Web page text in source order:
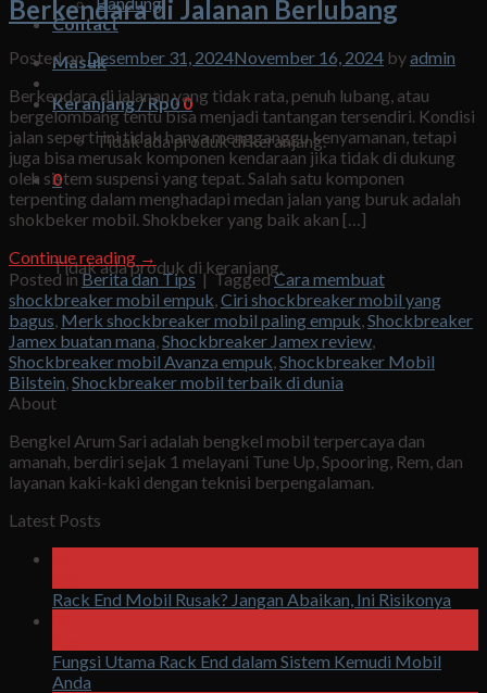
Contact
Masuk
Keranjang /Rp00
Tidak ada produk di keranjang.
0
Keranjang
Tidak ada produk di keranjang.
Berkendara di Jalanan Berlubang
Posted onDesember 31, 2024November 16, 2024 byadmin
Berkendara di jalanan yang tidak rata, penuh lubang, atau
bergelombang tentu bisa menjadi tantangan tersendiri. Kondisi
jalan seperti ini tidak hanya mengganggu kenyamanan, tetapi
juga bisa merusak komponen kendaraan jika tidak di dukung
oleh sistem suspensi yang tepat. Salah satu komponen
terpenting dalam menghadapi medan jalan yang buruk adalah
shokbeker mobil. Shokbeker yang baik akan […]
Continue reading →
Posted inBerita dan Tips | TaggedCara membuat
shockbreaker mobil empuk Ciri shockbreaker mobil yang
bagus Merk shockbreaker mobil paling empuk Shockbreaker
Jamex buatan mana Shockbreaker Jamex review
Shockbreaker mobil Avanza empuk Shockbreaker Mobil
Bilstein Shockbreaker mobil terbaik di dunia
About
Bengkel Arum Sari adalah bengkel mobil terpercaya dan
amanah, berdiri sejak 1 melayani Tune Up, Spooring, Rem, dan
layanan kaki-kaki dengan teknisi berpengalaman.
Latest Posts
Rack End Mobil Rusak? Jangan Abaikan, Ini Risikonya
Fungsi Utama Rack End dalam Sistem Kemudi Mobil
Anda